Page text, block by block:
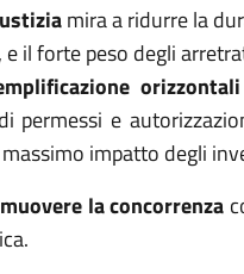
mira a ridurre la
il forte peso degli
permessi e
impatto degli
la concorrenza